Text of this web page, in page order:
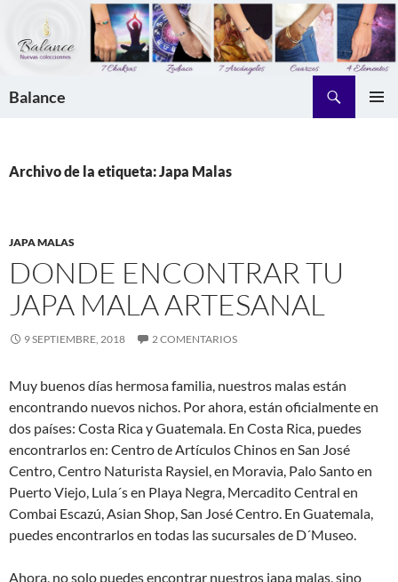
contenido
Balance
Archivo de la etiqueta: Japa Malas
JAPA MALAS
DONDE ENCONTRAR TU
JAPA MALA ARTESANAL
9 SEPTIEMBRE, 2018 2 COMENTARIOS
Muy buenos días hermosa familia, nuestros malas están
encontrando nuevos nichos. Por ahora, están oficialmente en
dos países: Costa Rica y Guatemala. En Costa Rica, puedes
encontrarlos en: Centro de Artículos Chinos en San José
Centro, Centro Naturista Raysiel, en Moravia, Palo Santo en
Puerto Viejo, Lula´s en Playa Negra, Mercadito Central en
Combai Escazú, Asian Shop, San José Centro. En Guatemala,
puedes encontrarlos en todas las sucursales de D´Museo.
Ahora, no solo puedes encontrar nuestros japa malas, sino